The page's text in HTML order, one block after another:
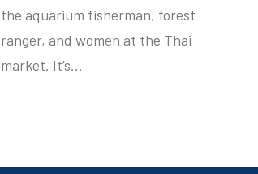
the aquarium fisherman, forest
ranger, and women at the Thai
market. It’s…